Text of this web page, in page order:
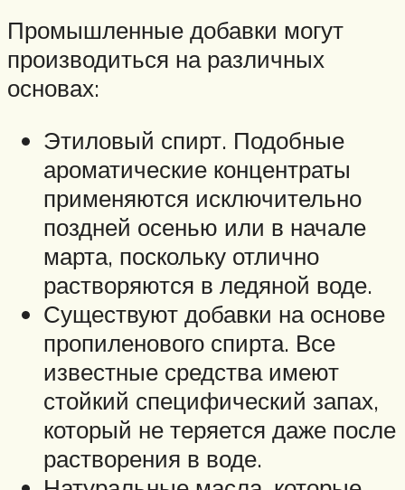
Промышленные добавки могут
производиться на различных
основах:
Этиловый спирт. Подобные
ароматические концентраты
применяются исключительно
поздней осенью или в начале
марта, поскольку отлично
растворяются в ледяной воде.
Существуют добавки на основе
пропиленового спирта. Все
известные средства имеют
стойкий специфический запах,
который не теряется даже после
растворения в воде.